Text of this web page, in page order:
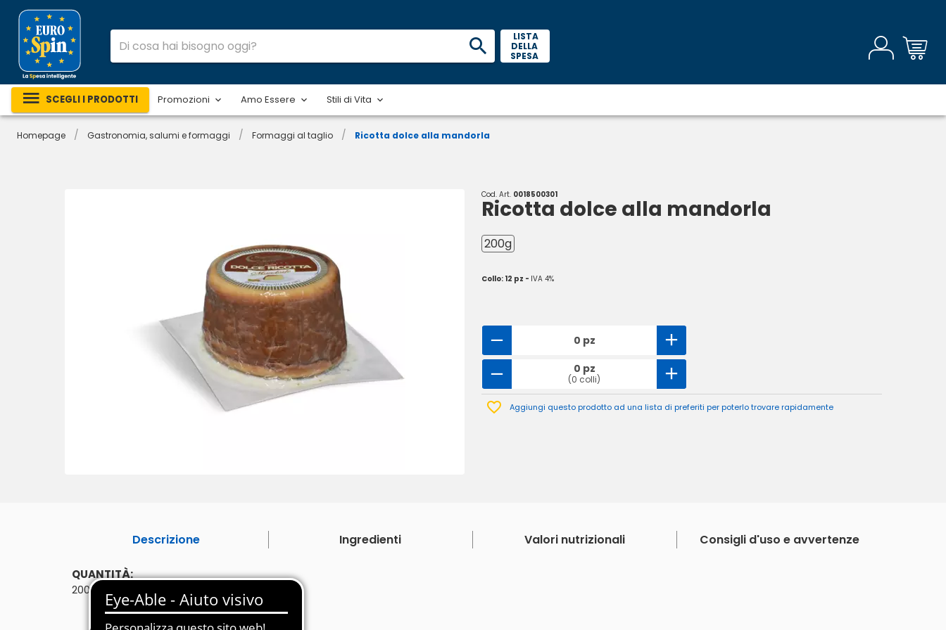
LISTA
DELLA
SPESA
SCEGLI I PRODOTTI Promozioni Amo Essere Stili di Vita
Homepage / Gastronomia, salumi e formaggi / Formaggi al taglio / Ricotta dolce alla mandorla
Cod. Art. 0018500301
Ricotta dolce alla mandorla
200g
Collo: 12 pz - IVA 4%
0 pz
0 pz
(0 colli)
Aggiungi questo prodotto ad una lista di preferiti per poterlo trovare rapidamente
Descrizione Ingredienti Valori nutrizionali Consigli d'uso e avvertenze
QUANTITÀ:
200g